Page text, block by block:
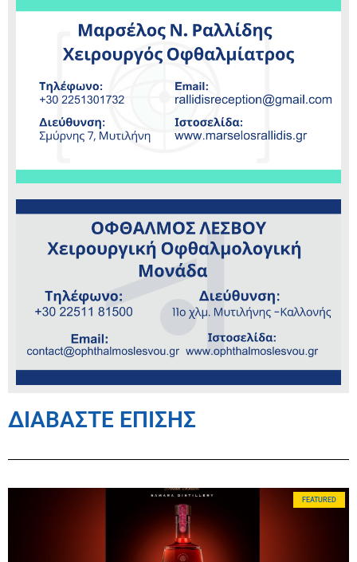
ΔΙΑΒΑΣΤΕ ΕΠΙΣΗΣ
FEATURED